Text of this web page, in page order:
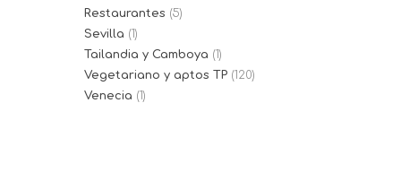
Restaurantes (5)
Sevilla (1)
Tailandia y Camboya (1)
Vegetariano y aptos TP (120)
Venecia (1)